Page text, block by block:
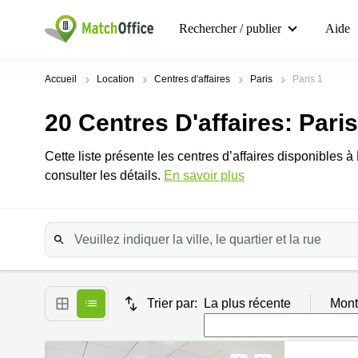
Rechercher / publier Aide
Accueil Location Centres d'affaires Paris Paris 1
20 Centres D'affaires:
Cette liste présente les centres d’affaires disponibles
consulter les détails. En savoir plus
Trier par: La plus récente